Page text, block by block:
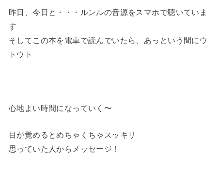
昨日、今日と・・・ルンルの音源をスマホで聴いていま
す
そしてこの本を電車で読んでいたら、あっという間にウ
トウト
心地よい時間になっていく〜
目が覚めるとめちゃくちゃスッキリ
思っていた人からメッセージ！